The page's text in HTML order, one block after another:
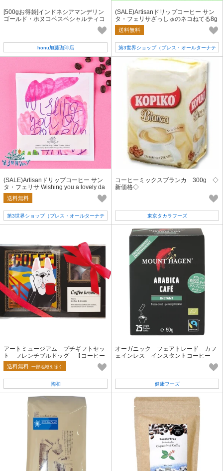
[500gお得袋]インドネシアマンデリン
ゴールド・ホヌコペスペシャルティコ
honu加藤珈琲店
(SALE)Artisanドリップコーヒー サン
タ・フェリサざっしゅのネコねてる8g
【珈琲／ギフト／フェアトレード】
送料無料
第3世界ショップ（プレス・オールターナテ
ィブ）
(SALE)Artisanドリップコーヒー サン
タ・フェリサ Wishing you a lovely da
y 8g【ギフト／フェアトレード】
送料無料
第3世界ショップ（プレス・オールターナテ
ィブ）
コーヒーミックスブランカ 300g ◇
新価格◇
東京タカラフーズ
アートミュージアム プチギフトセッ
ト フレンチブルドッグ 【コーヒー
＋クッキー／ギフト】
送料無料 一部地域を除く
陶和
オーガニック フェアトレード カフ
ェインレス インスタントコーヒー
健康フーズ